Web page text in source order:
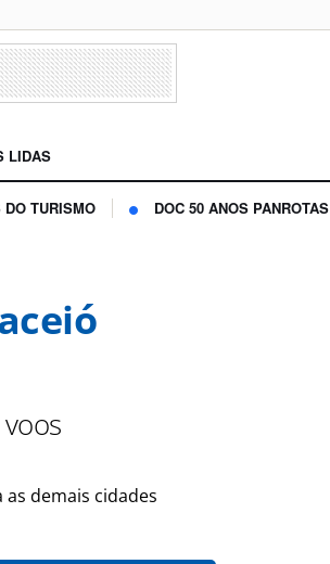
LIDAS
TURISMO DOC 50 ANOS PANROTAS
as demais cidades